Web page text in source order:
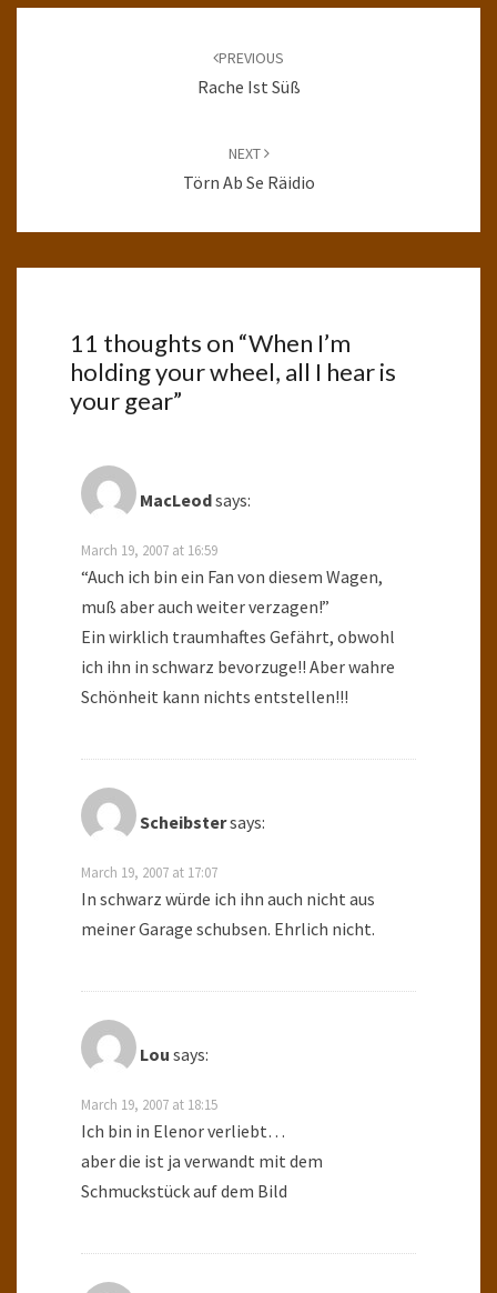
PREVIOUS
Rache Ist Süß
NEXT
Törn Ab Se Räidio
11 thoughts on “When I’m
holding your wheel, all I hear is
your gear”
MacLeodsays:
March 19, 2007 at 16:59
“Auch ich bin ein Fan von diesem Wagen,
muß aber auch weiter verzagen!”
Ein wirklich traumhaftes Gefährt, obwohl
ich ihn in schwarz bevorzuge!! Aber wahre
Schönheit kann nichts entstellen!!!
Scheibstersays:
March 19, 2007 at 17:07
In schwarz würde ich ihn auch nicht aus
meiner Garage schubsen. Ehrlich nicht.
Lou says:
March 19, 2007 at 18:15
Ich bin in Elenor verliebt…
aber die ist ja verwandt mit dem
Schmuckstück auf dem Bild